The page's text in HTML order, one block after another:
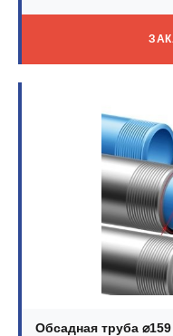
Обсадная труба